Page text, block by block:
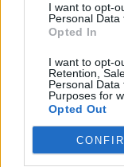
I want to opt-
Personal Data
Opted In
I want to opt-
Retention,
Personal
Purposes for
Opted Out